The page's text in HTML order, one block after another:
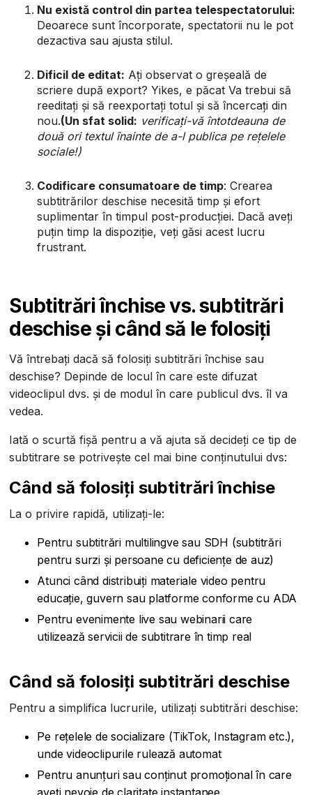
Nu există control din partea telespectatorului:
Deoarece sunt încorporate, spectatorii nu le pot
dezactiva sau ajusta stilul.
Dificil de editat: Ați observat o greșeală de
scriere după export? Yikes, e păcat Va trebui să
reeditați și să reexportați totul și să încercați din
nou.(Un sfat solid: verificați-vă întotdeauna de
două ori textul înainte de a-l publica pe rețelele
sociale!)
Codificare consumatoare de timp: Crearea
subtitrărilor deschise necesită timp și efort
suplimentar în timpul post-producției. Dacă aveți
puțin timp la dispoziție, veți găsi acest lucru
frustrant.
Subtitrări închise vs. subtitrări
deschise și când să le folosiți
Vă întrebați dacă să folosiți subtitrări închise sau
deschise? Depinde de locul în care este difuzat
videoclipul dvs. și de modul în care publicul dvs. îl va
vedea.
Iată o scurtă fișă pentru a vă ajuta să decideți ce tip de
subtitrare se potrivește cel mai bine conținutului dvs:
Când să folosiți subtitrări închise
La o privire rapidă, utilizați-le:
Pentru subtitrări multilingve sau SDH (subtitrări
pentru surzi și persoane cu deficiențe de auz)
Atunci când distribuiți materiale video pentru
educație, guvern sau platforme conforme cu ADA
Pentru evenimente live sau webinarii care
utilizează servicii de subtitrare în timp real
Când să folosiți subtitrări deschise
Pentru a simplifica lucrurile, utilizați subtitrări deschise:
Pe rețelele de socializare (TikTok, Instagram etc.),
unde videoclipurile rulează automat
Pentru anunțuri sau conținut promoțional în care